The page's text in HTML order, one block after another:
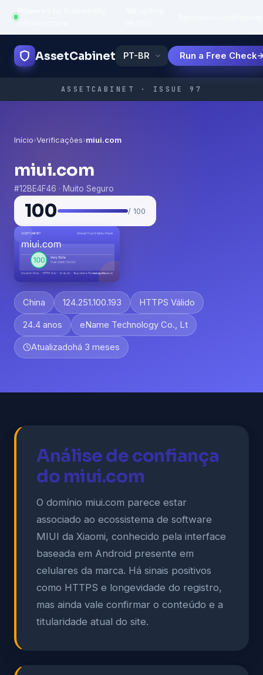
infrastructure
AssetCabinet Run a Free Check
ASSETCABINET · ISSUE 97
Início›Verificações›miui.com
miui.com
#12BE4F46 · Muito Seguro
100 / 100
China 124.251.100.193 HTTPS Válido
24.4 anos eName Technology Co., Lt
Atualizadohá 3 meses
Análise de confiança
do miui.com
O domínio miui.com parece estar
associado ao ecossistema de software
MIUI da Xiaomi, conhecido pela interface
baseada em Android presente em
celulares da marca. Há sinais positivos
como HTTPS e longevidade do registro,
mas ainda vale confirmar o conteúdo e a
titularidade atual do site.